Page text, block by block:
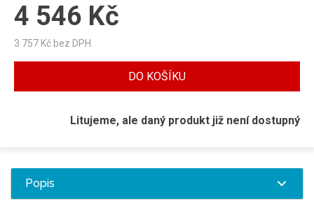
4 546 Kč
3 757 Kč bez DPH
DO KOŠÍKU
Litujeme, ale daný produkt již není dostupný
Popis